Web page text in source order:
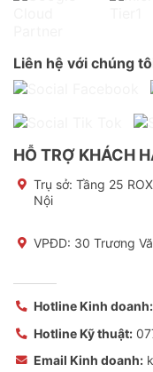
Liên hệ với chúng
HỖ TRỢ KHÁCH
Trụ sở: Tầng 25
Nội
VPĐD: 30 Trương
Hotline Kinh doanh:
Hotline Kỹ thuật:
Email Kinh doanh: